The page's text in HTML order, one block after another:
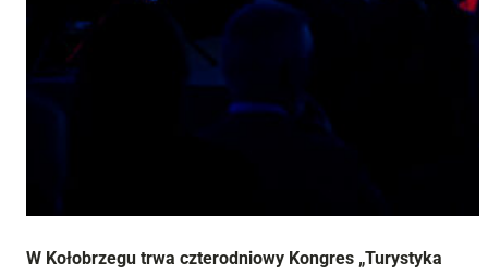
W Kołobrzegu trwa czterodniowy Kongres „Turystyka